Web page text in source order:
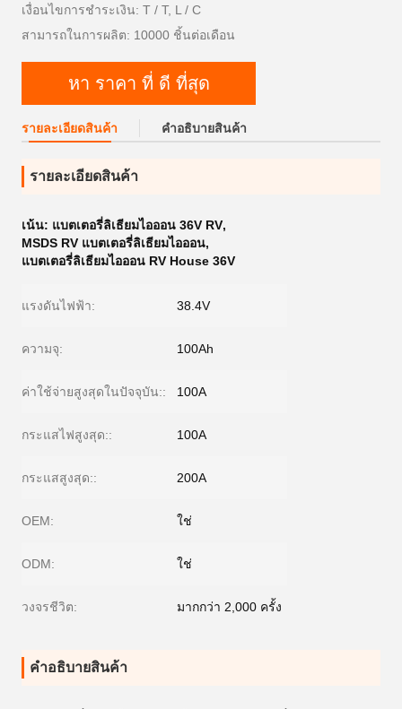
เงื่อนไขการชำระเงิน: T / T, L / C
สามารถในการผลิต: 10000 ชิ้นต่อเดือน
หา ราคา ที่ ดี ที่สุด
รายละเอียดสินค้า คําอธิบายสินค้า
รายละเอียดสินค้า
เน้น: แบตเตอรี่ลิเธียมไอออน 36V RV,
MSDS RV แบตเตอรี่ลิเธียมไอออน,
แบตเตอรี่ลิเธียมไอออน RV House 36V
แรงดันไฟฟ้า: 38.4V
ความจุ: 100Ah
ค่าใช้จ่ายสูงสุดในปัจจุบัน:: 100A
กระแสไฟสูงสุด:: 100A
กระแสสูงสุด:: 200A
OEM: ใช่
ODM: ใช่
วงจรชีวิต: มากกว่า 2,000 ครั้ง
คําอธิบายสินค้า